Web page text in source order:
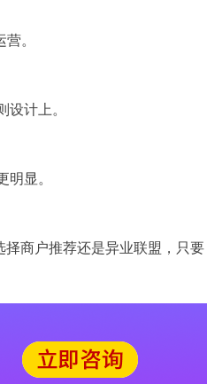
。
计上。
显。
择商户推荐还是异业联盟，只要